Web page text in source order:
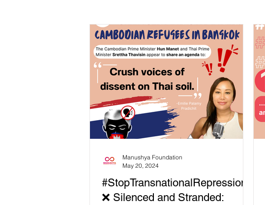
#StopTransnationalRepression
❌ Silenced and Stranded:
Manushya Foundation
May 20, 2024